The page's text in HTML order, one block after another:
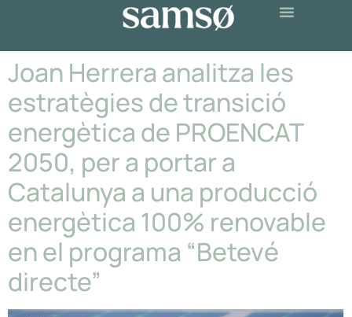
Joan Herrera analitza les
estratègies de transició
energètica de PROENCAT
2050, per a portar a
Catalunya a una producció
energètica 100% renovable
en el programa “Betevé
directe”